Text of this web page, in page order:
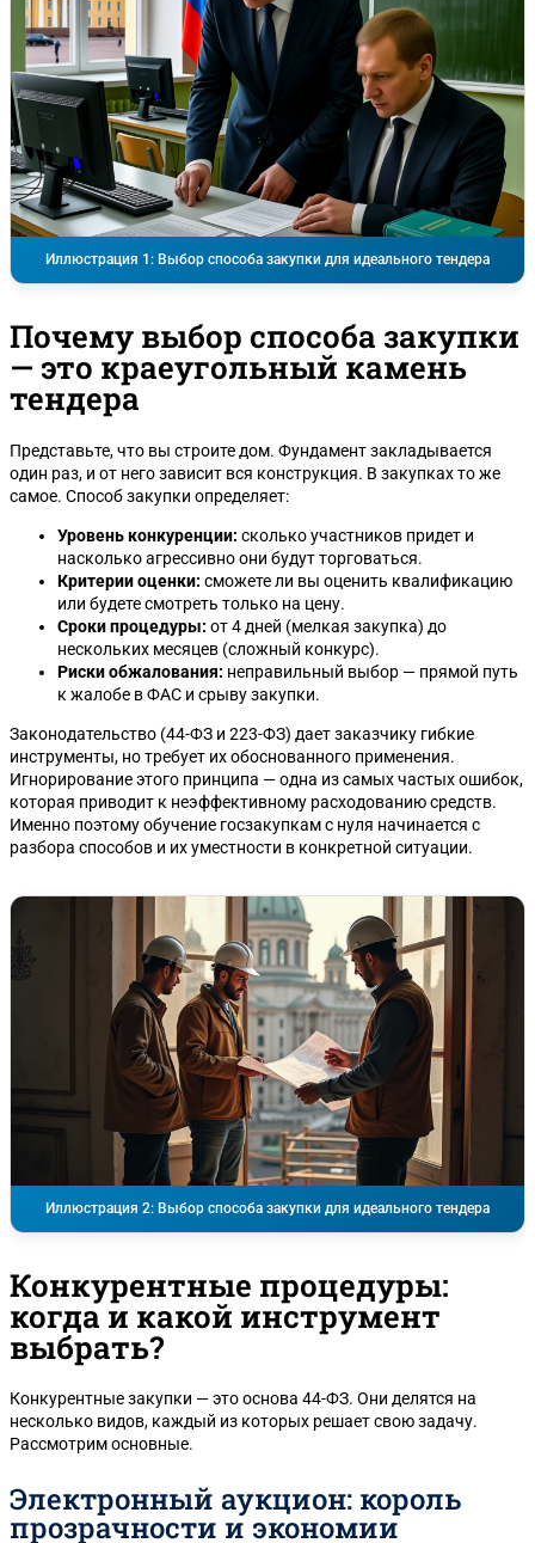
Иллюстрация 1: Выбор способа закупки для идеального тендера
Почему выбор способа закупки
— это краеугольный камень
тендера
Представьте, что вы строите дом. Фундамент закладывается
один раз, и от него зависит вся конструкция. В закупках то же
самое. Способ закупки определяет:
Уровень конкуренции: сколько участников придет и
насколько агрессивно они будут торговаться.
Критерии оценки: сможете ли вы оценить квалификацию
или будете смотреть только на цену.
Сроки процедуры: от 4 дней (мелкая закупка) до
нескольких месяцев (сложный конкурс).
Риски обжалования: неправильный выбор — прямой путь
к жалобе в ФАС и срыву закупки.
Законодательство (44-ФЗ и 223-ФЗ) дает заказчику гибкие
инструменты, но требует их обоснованного применения.
Игнорирование этого принципа — одна из самых частых ошибок,
которая приводит к неэффективному расходованию средств.
Именно поэтому обучение госзакупкам с нуля начинается с
разбора способов и их уместности в конкретной ситуации.
Иллюстрация 2: Выбор способа закупки для идеального тендера
Конкурентные процедуры:
когда и какой инструмент
выбрать?
Конкурентные закупки — это основа 44-ФЗ. Они делятся на
несколько видов, каждый из которых решает свою задачу.
Рассмотрим основные.
Электронный аукцион: король
прозрачности и экономии